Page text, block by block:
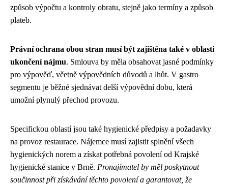
způsob výpočtu a kontroly obratu, stejně jako termíny a způsob
plateb.
Právní ochrana obou stran musí být zajištěna také v oblasti
ukončení nájmu. Smlouva by měla obsahovat jasné podmínky
pro výpověď, včetně výpovědních důvodů a lhůt. V gastro
segmentu je běžné sjednávat delší výpovědní dobu, která
umožní plynulý přechod provozu.
Specifickou oblastí jsou také hygienické předpisy a požadavky
na provoz restaurace. Nájemce musí zajistit splnění všech
hygienických norem a získat potřebná povolení od Krajské
hygienické stanice v Brně. Pronajímatel by měl poskytnout
součinnost při získávání těchto povolení a garantovat, že